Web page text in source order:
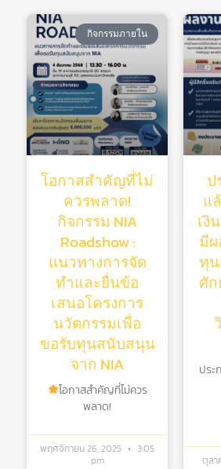
กิจกรรมภายใน
โอกาสสำคัญที่ไม่
ควรพลาด!
กิจกรรม NIA
Roadshow :
แนวทางการจัด
ทำและยื่นข้อ
เสนอโครงการ
นวัตกรรมเพื่อ
ขอรับทุนสนับสนุน
จาก NIA
โอกาสสำคัญที่ไม่ควร
พลาด!
พฤศจิกายน 26, 2025
3:05
pm
ป
แ
เ
มี
ทุ
ศั
ประ
ตุลา